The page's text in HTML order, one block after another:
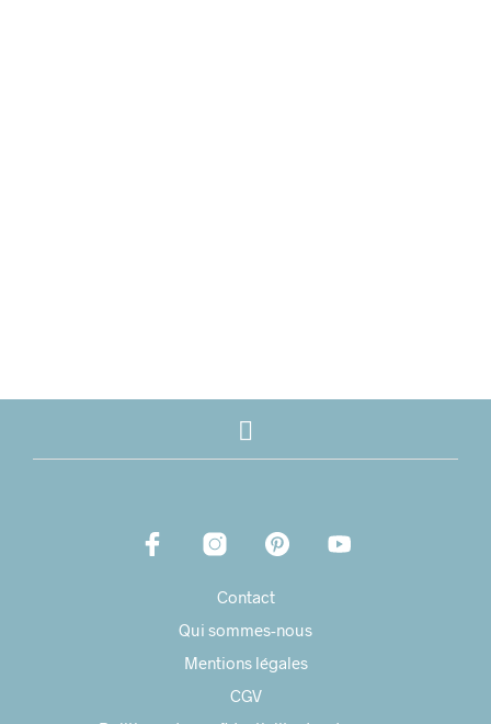
Contact
Qui sommes-nous
Mentions légales
CGV